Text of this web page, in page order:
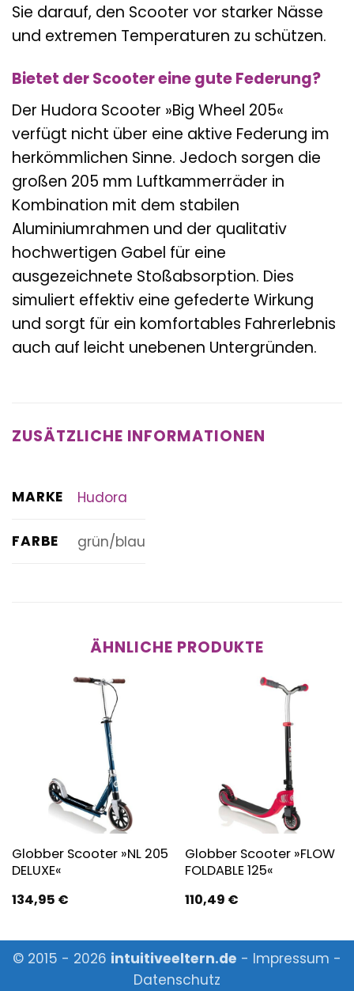
Sie darauf, den Scooter vor starker Nässe
und extremen Temperaturen zu schützen.
Bietet der Scooter eine gute Federung?
Der Hudora Scooter »Big Wheel 205«
verfügt nicht über eine aktive Federung im
herkömmlichen Sinne. Jedoch sorgen die
großen 205 mm Luftkammerräder in
Kombination mit dem stabilen
Aluminiumrahmen und der qualitativ
hochwertigen Gabel für eine
ausgezeichnete Stoßabsorption. Dies
simuliert effektiv eine gefederte Wirkung
und sorgt für ein komfortables Fahrerlebnis
auch auf leicht unebenen Untergründen.
ZUSÄTZLICHE INFORMATIONEN
MARKE Hudora
FARBE grün/blau
ÄHNLICHE PRODUKTE
Globber Scooter »NL 205
DELUXE«
134,95 €
Globber Scooter »FLOW
FOLDABLE 125«
110,49 €
© 2015 - 2026 intuitiveeltern.de - Impressum -
Datenschutz